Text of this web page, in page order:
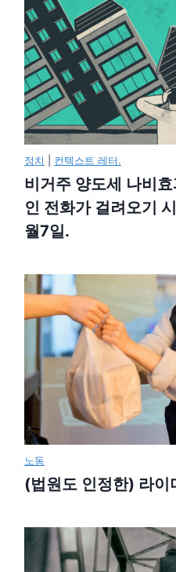
정치 컨텍스트 레터.
비거주 양도세 나비
인 전화가 걸려오기
월7일.
노동
(법원도 인정한) 라이